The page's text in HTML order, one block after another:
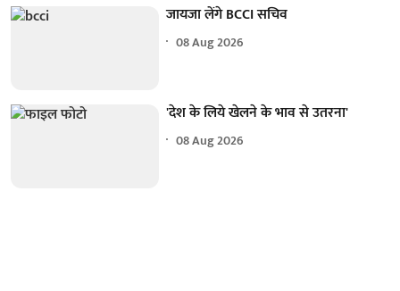
जायजा लेंगे BCCI सचिव
08 Aug 2026
'देश के लिये खेलने के भाव से उतरना'
08 Aug 2026